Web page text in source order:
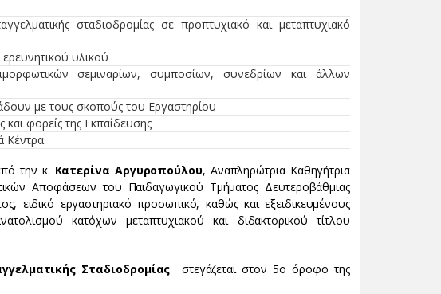
σταδιοδρομίας σε προπτυχιακό και μεταπτυχιακό
υλικού
σεμιναρίων, συμποσίων, συνεδρίων και άλλων
με τους σκοπούς του Εργαστηρίου
φορείς της Εκπαίδευσης
Κέντρα.
την κ. Κατερίνα Αργυροπούλου, Aναπληρώτρια Καθηγήτρια
Αποφάσεων του Παιδαγωγικού Τμήματος Δευτεροβάθμιας
ειδικό εργαστηριακό προσωπικό, καθώς και εξειδικευμένους
κατόχων μεταπτυχιακού και διδακτορικού τίτλου
Σταδιοδρομίας στεγάζεται στον 5ο όροφο της